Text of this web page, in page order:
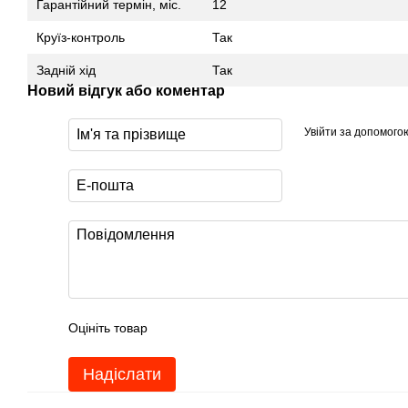
Гарантійний термін, міс. 12
Круїз-контроль Так
Задній хід Так
Новий відгук або коментар
Увійти за
Оцініть товар
Надіслати